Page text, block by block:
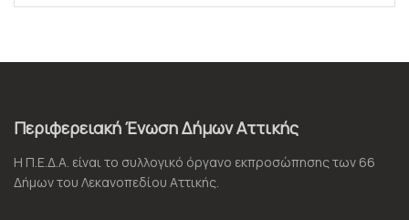
Περιφερειακή Ένωση Δήμων Αττικής
Η Π.Ε.Δ.Α. είναι το συλλογικό όργανο εκπροσώπησης των 66
Δήμων του Λεκανοπεδίου Αττικής.